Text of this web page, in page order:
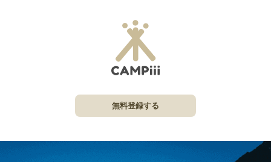
無料登録する